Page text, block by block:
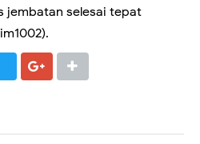
jembatan selesai tepat